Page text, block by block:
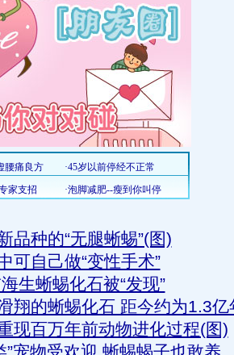
品种的“无腿蜥蜴”(图)
可自己做“变性手术”
生蜥蜴化石被“发现”
翔的蜥蜴化石 距今约为1.3亿
现百万年前动物进化过程(图)